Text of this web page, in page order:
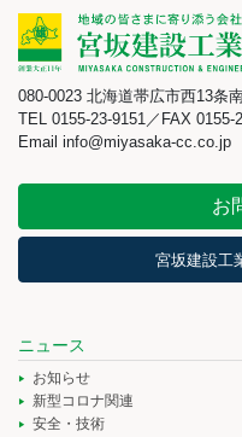
080-0023 北海道帯広市西13条
TEL 0155-23-9151／FAX 0155-
Email info@miyasaka-cc.co.jp
お
宮坂建設工
ニュース
お知らせ
新型コロナ関連
安全・技術